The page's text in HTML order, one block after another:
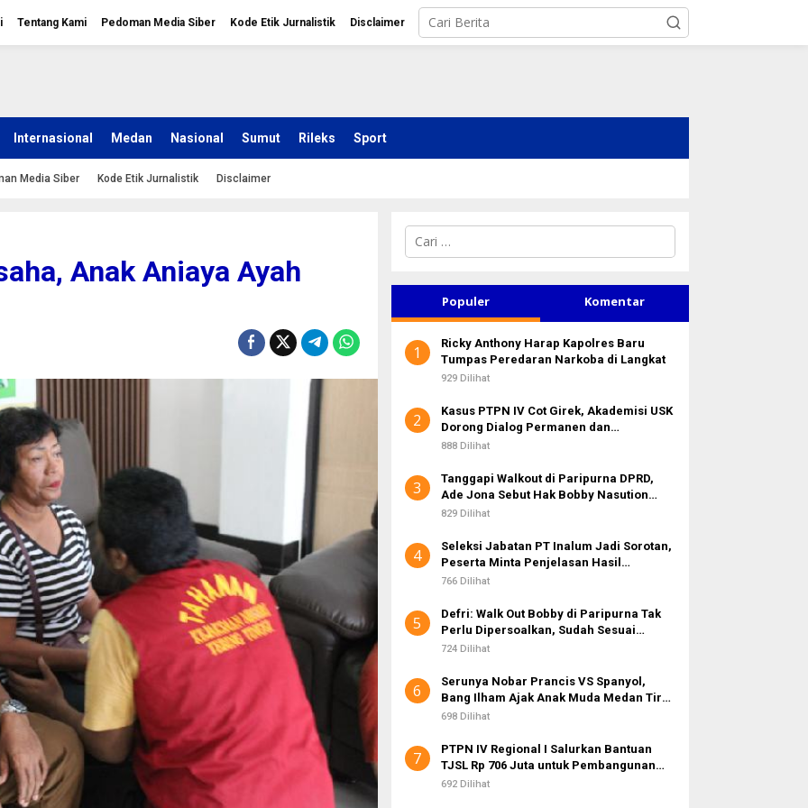
Tentang Kami Pedoman Media Siber Kode Etik Jurnalistik Disclaimer
Internasional Medan Nasional Sumut Rileks Sport
Media Siber Kode Etik Jurnalistik Disclaimer
Anak Aniaya Ayah
C
i
n
u
k
Populer Komentar
1
Ricky Anthony Harap Kapolres Baru
Tumpas Peredaran Narkoba di Langkat
929 Dilihat
2
Kasus PTPN IV Cot Girek, Akademisi USK
Dorong Dialog Permanen dan
Penegakan Hukum
888 Dilihat
3
Tanggapi Walkout di Paripurna DPRD,
Ade Jona Sebut Hak Bobby Nasution
Sebagai Kepala Daerah
829 Dilihat
4
Seleksi Jabatan PT Inalum Jadi Sorotan,
Peserta Minta Penjelasan Hasil
Assessment
766 Dilihat
5
Defri: Walk Out Bobby di Paripurna Tak
Perlu Dipersoalkan, Sudah Sesuai
Kourum
724 Dilihat
6
Serunya Nobar Prancis VS Spanyol,
Bang Ilham Ajak Anak Muda Medan Tiru
Kejayaan Legenda Bola 80-an
698 Dilihat
7
PTPN IV Regional I Salurkan Bantuan
TJSL Rp 706 Juta untuk Pembangunan
Sosial Berkelanjutan
692 Dilihat